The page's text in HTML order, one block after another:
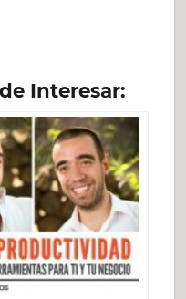
Interesar: